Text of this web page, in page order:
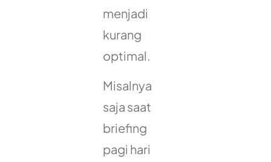
menjadi
kurang
optimal.
Misalnya
saja saat
briefing
pagi hari